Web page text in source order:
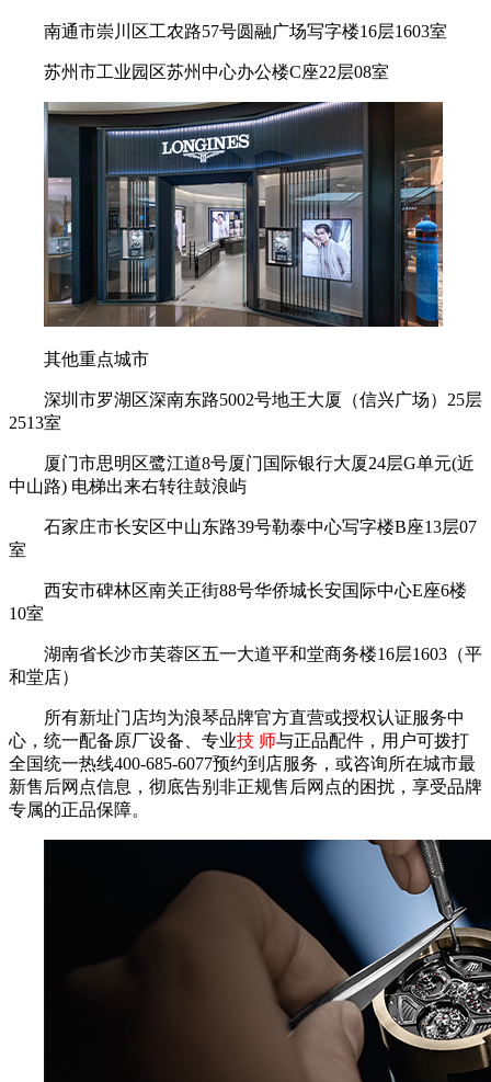
南通市崇川区工农路57号圆融广场写字楼16层1603室
苏州市工业园区苏州中心办公楼C座22层08室
其他重点城市
深圳市罗湖区深南东路5002号地王大厦（信兴广场）25层
2513室
厦门市思明区鹭江道8号厦门国际银行大厦24层G单元(近
中山路) 电梯出来右转往鼓浪屿
石家庄市长安区中山东路39号勒泰中心写字楼B座13层07
室
西安市碑林区南关正街88号华侨城长安国际中心E座6楼
10室
湖南省长沙市芙蓉区五一大道平和堂商务楼16层1603（平
和堂店）
所有新址门店均为浪琴品牌官方直营或授权认证服务中
心，统一配备原厂设备、专业技 师与正品配件，用户可拨打
全国统一热线400-685-6077预约到店服务，或咨询所在城市最
新售后网点信息，彻底告别非正规售后网点的困扰，享受品牌
专属的正品保障。